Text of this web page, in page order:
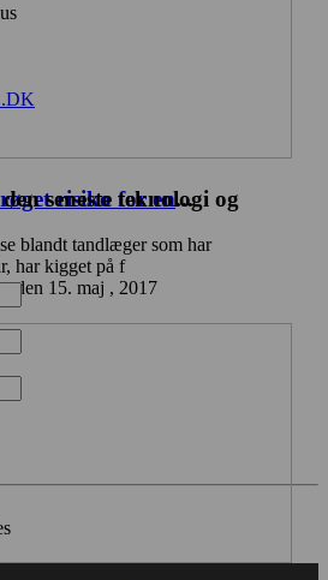
risiko for en...
blandt tandlæger som har
har kigget på f
den 15. maj , 2017
seneste teknologi og